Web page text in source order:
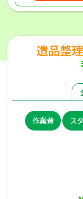
遺品整
作業費 ス